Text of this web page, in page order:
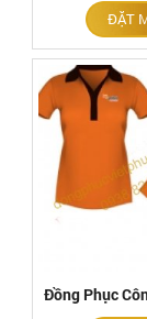
ĐẶT
Đồng Phục